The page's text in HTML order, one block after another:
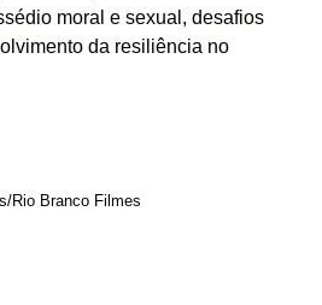
moral e sexual, desafios
da resiliência no
Rio Branco Filmes